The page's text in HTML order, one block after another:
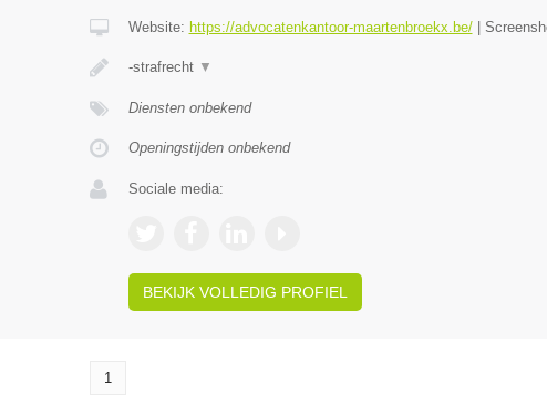
Website: https://advocatenkantoor-maartenbroekx.be/|
-strafrecht ▼
Diensten onbekend
Openingstijden onbekend
Sociale media:
BEKIJK VOLLEDIG PROFIEL
1